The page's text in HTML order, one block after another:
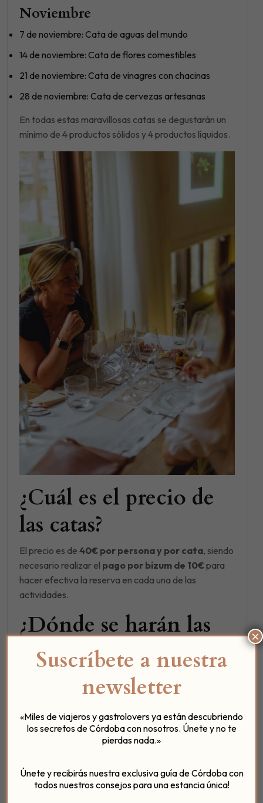
Noviembre
7 de noviembre: Cata de aguas del mundo
14 de noviembre: Cata de flores comestibles
21 de noviembre: Cata de vinagres con chacinas
28 de noviembre: Cata de cervezas artesanas
En todas estas maravillosas catas se degustarán un
mínimo de 4 productos sólidos y 4 productos líquidos.
¿Cuál es el precio de
las catas?
El precio es de 40€ por persona y por cata, siendo
necesario realizar el pago por bizum de 10€para
hacer efectiva la reserva en cada una de las
actividades.
¿Dónde se harán las
catas?
Las catas que te proponemos se van a realizar en
Córdoba, en nuestro querido Patio del Posadero (-:
Suscríbete a nuestra
newsletter
«Miles de viajeros y gastrolovers ya están descubriendo
los secretos de Córdoba con nosotros. Únete y no te
pierdas nada.»
Únete y recibirás nuestra exclusiva guía de Córdoba con
todos nuestros consejos para una estancia única!
×